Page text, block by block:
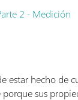
2 - Medición
estar hecho de
sus